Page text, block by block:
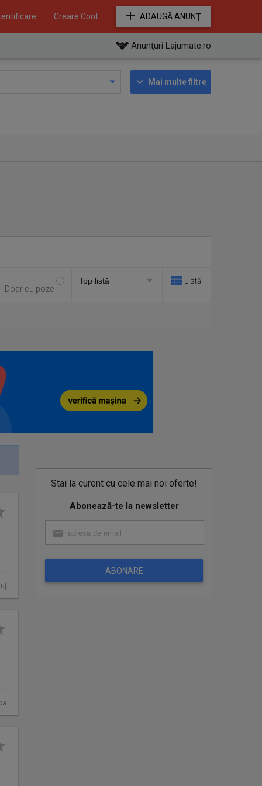
Creare Cont ADAUGĂ ANUNŢ
Anunţuri Lajumate.ro
Mai multe filtre
Doar cu poze
Listă
Stai la curent cu cele mai noi oferte!
Abonează-te la newsletter
ABONARE